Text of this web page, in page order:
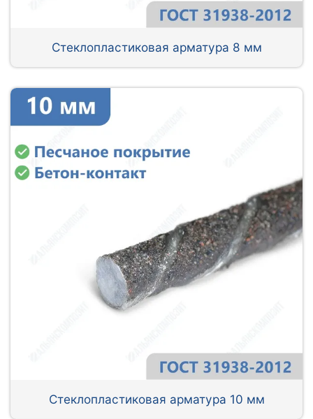
Стеклопластиковая арматура 8 мм
Стеклопластиковая арматура 10 мм